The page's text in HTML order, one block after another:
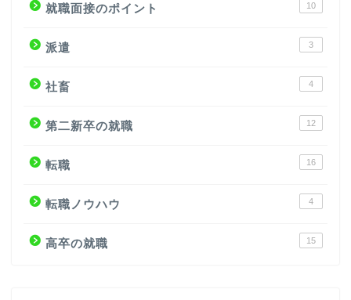
就職面接のポイント 10
派遣 3
社畜 4
第二新卒の就職 12
転職 16
転職ノウハウ 4
高卒の就職 15